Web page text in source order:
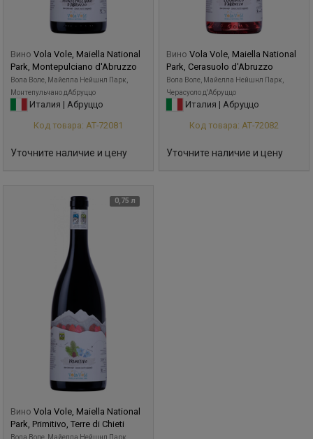
Вино Vola Vole, Maiella National
Park, Montepulciano d'Abruzzo
Вола Воле, Майелла Нейшнл Парк,
Монтепульчано дАбруццо
Италия | Абруццо
Код товара: АТ-72081
Уточните наличие и цену
Вино Vola Vole, Maiella National
Park, Cerasuolo d'Abruzzo
Вола Воле, Майелла Нейшнл Парк,
Черасуоло д'Абруццо
Италия | Абруццо
Код товара: АТ-72082
Уточните наличие и цену
0,75 л
Вино Vola Vole, Maiella National
Park, Primitivo, Terre di Chieti
Вола Воле, Майелла Нейшнл Парк,